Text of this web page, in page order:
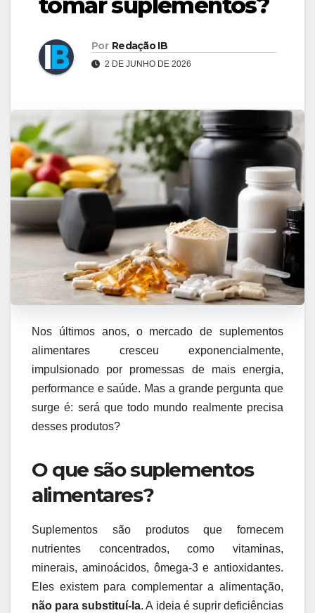
Por Redação IB
2 DE JUNHO DE 2026
Nos últimos anos, o mercado de suplementos
alimentares cresceu exponencialmente,
impulsionado por promessas de mais energia,
performance e saúde. Mas a grande pergunta que
surge é: será que todo mundo realmente precisa
desses produtos?
O que são suplementos
alimentares?
Suplementos são produtos que fornecem
nutrientes concentrados, como vitaminas,
minerais, aminoácidos, ômega-3 e antioxidantes.
Eles existem para complementar a alimentação,
não para substituí-la. A ideia é suprir deficiências